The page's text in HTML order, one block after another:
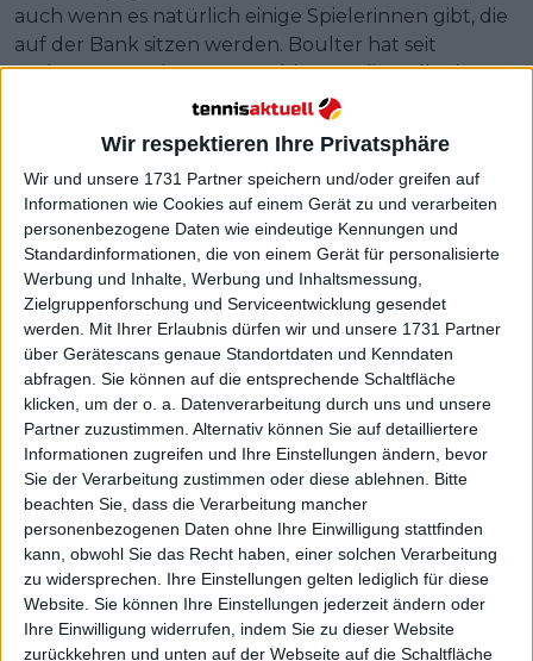
Wir respektieren Ihre Privatsphäre
Wir und unsere 1731 Partner speichern und/oder greifen auf
Informationen wie Cookies auf einem Gerät zu und verarbeiten
personenbezogene Daten wie eindeutige Kennungen und
Standardinformationen, die von einem Gerät für personalisierte
Werbung und Inhalte, Werbung und Inhaltsmessung,
Zielgruppenforschung und Serviceentwicklung gesendet
werden.
Mit Ihrer Erlaubnis dürfen wir und unsere 1731 Partner
über Gerätescans genaue Standortdaten und Kenndaten
abfragen. Sie können auf die entsprechende Schaltfläche
klicken, um der o. a. Datenverarbeitung durch uns und unsere
Partner zuzustimmen. Alternativ können Sie auf detailliertere
Informationen zugreifen und Ihre Einstellungen ändern, bevor
Sie der Verarbeitung zustimmen oder diese ablehnen.
Bitte
beachten Sie, dass die Verarbeitung mancher
personenbezogenen Daten ohne Ihre Einwilligung stattfinden
kann, obwohl Sie das Recht haben, einer solchen Verarbeitung
zu widersprechen. Ihre Einstellungen gelten lediglich für diese
Website. Sie können Ihre Einstellungen jederzeit ändern oder
Ihre Einwilligung widerrufen, indem Sie zu dieser Website
zurückkehren und unten auf der Webseite auf die Schaltfläche
auch wenn es natürlich einige Spielerinnen gibt, die
auf der Bank sitzen werden. Boulter hat seit
Raducanus Verletzungsproblemen die Rolle des
britischen Topstars übernommen und liegt in der
niedrigen Position von Raducanu. Die jüngste
Siegerin von San Diego ist jedoch froh, dass sie
gesund und einsatzbereit ist.
Weiterlesen
(VIDEO) Emma Raducanu zeigt
vor der Rückkehr zum Billie Jean
King Cup immer noch
Verletzungserscheinungen